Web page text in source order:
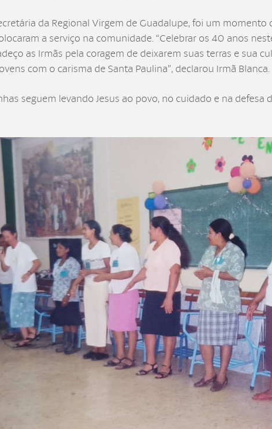
da Regional Virgem de Guadalupe, foi um
a serviço na comunidade. “Celebrar os 40 anos
as Irmãs pela coragem de deixarem suas terras e sua
com o carisma de Santa Paulina”, declarou Irmã Blanca.
seguem levando Jesus ao povo, no cuidado e na defesa